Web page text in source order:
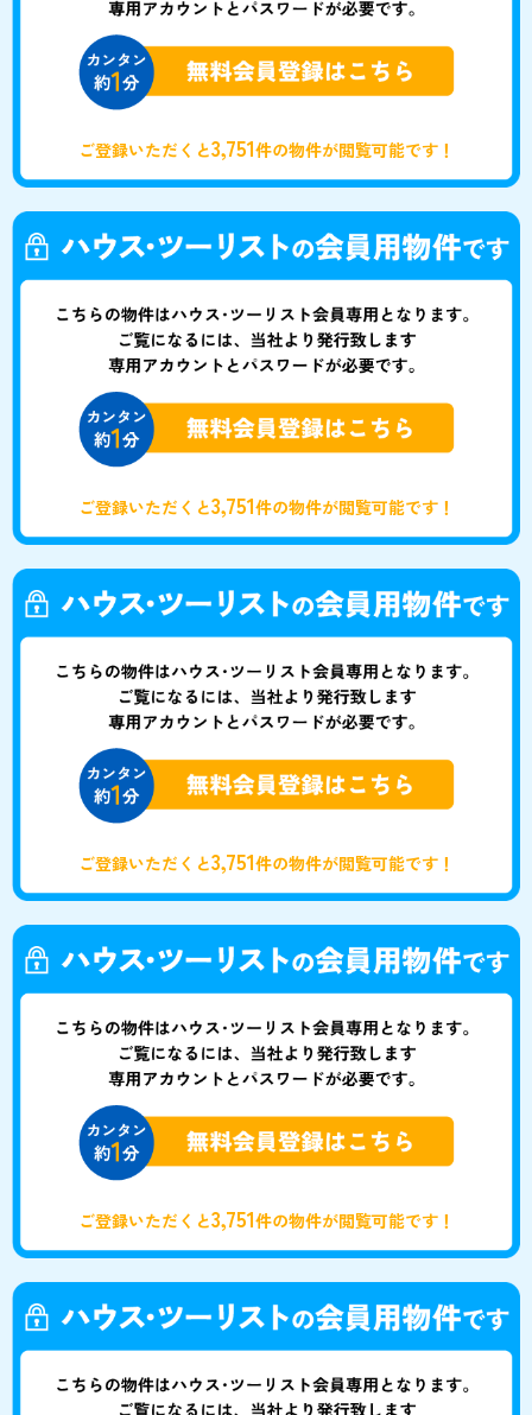
ご登録いただくと3,751件の物件が閲覧可能です！
ご登録いただくと3,751件の物件が閲覧可能です！
ご登録いただくと3,751件の物件が閲覧可能です！
ご登録いただくと3,751件の物件が閲覧可能です！